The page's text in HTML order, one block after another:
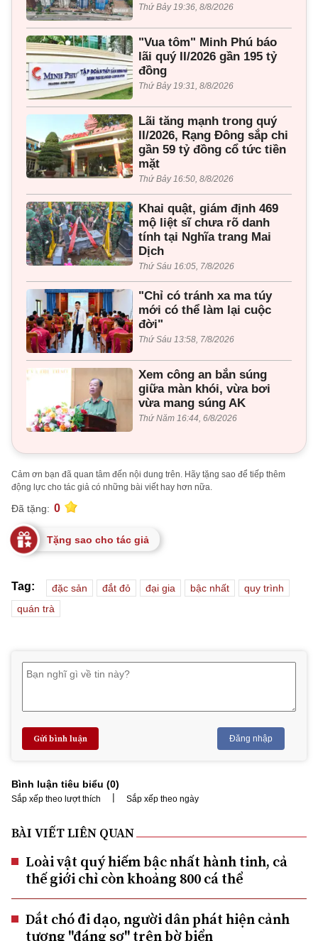
Thứ Bảy 19:36, 8/8/2026
"Vua tôm" Minh Phú báo
lãi quý II/2026 gần 195 tỷ
đồng
Thứ Bảy 19:31, 8/8/2026
Lãi tăng mạnh trong quý
II/2026, Rạng Đông sắp chi
gần 59 tỷ đồng cổ tức tiền
mặt
Thứ Bảy 16:50, 8/8/2026
Khai quật, giám định 469
mộ liệt sĩ chưa rõ danh
tính tại Nghĩa trang Mai
Dịch
Thứ Sáu 16:05, 7/8/2026
"Chỉ có tránh xa ma túy
mới có thể làm lại cuộc
đời"
Thứ Sáu 13:58, 7/8/2026
Xem công an bắn súng
giữa màn khói, vừa bơi
vừa mang súng AK
Thứ Năm 16:44, 6/8/2026
Cảm ơn bạn đã quan tâm đến nội dung trên. Hãy tặng sao để tiếp thêm
động lực cho tác giả có những bài viết hay hơn nữa.
Đã tặng: 0
Tặng sao cho tác giả
Tag: đặc sản đắt đỏ đại gia bậc nhất
quy trình
quán trà
Gửi bình luận Đăng nhập
Bình luận tiêu biểu (0)
Sắp xếp theo lượt thích | Sắp xếp theo ngày
BÀI VIẾT LIÊN QUAN
Loài vật quý hiếm bậc nhất hành tinh, cả
thế giới chỉ còn khoảng 800 cá thể
Dắt chó đi dạo, người dân phát hiện cảnh
tượng "đáng sợ" trên bờ biển